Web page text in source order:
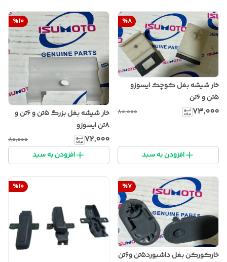
%8
خار شیشه بغل کوچک ایسوزو
۵تن و ۶تن
۷۳٬۰۰۰ ۸۰٬۰۰۰
افزودن به سبد
%10
خار شیشه بغل بزرگ ۵تن و ۶تن و
۸تن ایسوزو
۷۲٬۰۰۰ ۸۰٬۰۰۰
افزودن به سبد
%7
خارکورکن بغل داشبورد۵تن و۶تن
%10